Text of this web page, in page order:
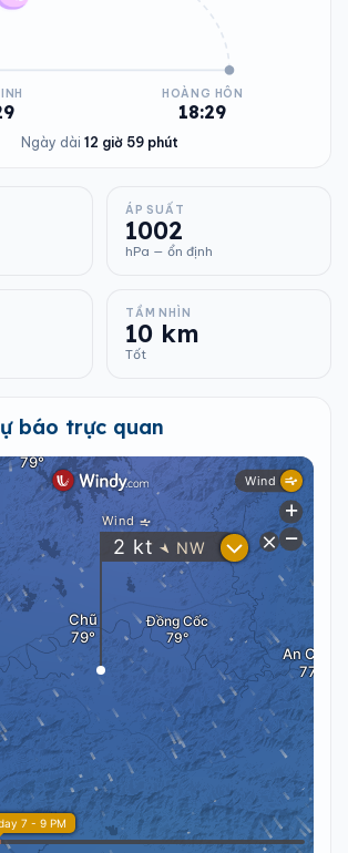
HOÀNG HÔN
18:29
Ngày dài 12 giờ 59 phút
ÁP SUẤT
1002
hPa — ổn định
TẦM NHÌN
10 km
Tốt
báo trực quan